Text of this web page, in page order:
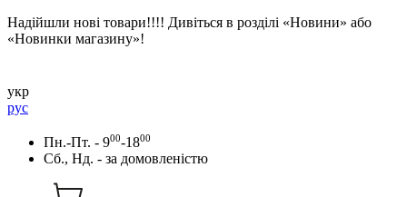
Надійшли нові товари!!!! Дивіться в розділі «Новини» або
«Новинки магазину»!
укр
рус
Пн.-Пт. - 900-1800
Сб., Нд. - за домовленістю